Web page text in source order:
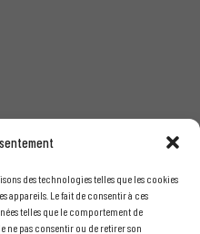
des technologies telles que les cookies
appareils. Le fait de consentir à ces
telles que le comportement de
ne pas consentir ou de retirer son